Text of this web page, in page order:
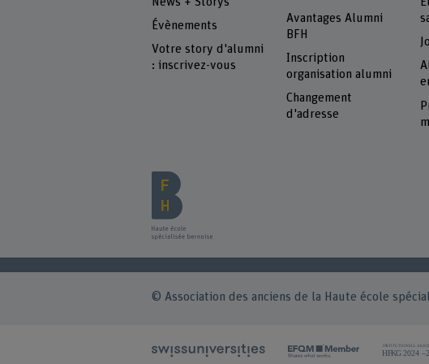
Évènements
Votre story d'alumni
: inscrivez-vous
Avantages Alumni
BFH
Inscription
organisation alumni
Changement
d'adresse
© Association des anciens de la Haute école